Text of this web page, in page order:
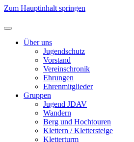
Zum Hauptinhalt springen
Über uns
Jugendschutz
Vorstand
Vereinschronik
Ehrungen
Ehrenmitglieder
Gruppen
Jugend JDAV
Wandern
Berg und Hochtouren
Klettern / Klettersteige
Kletterturm